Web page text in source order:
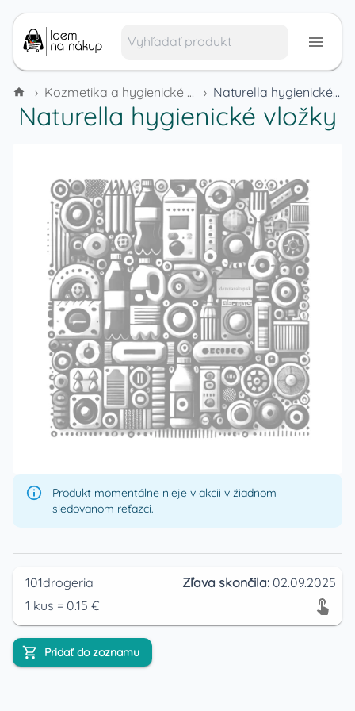
› Kozmetika a hygienické potreby › Naturella hygienické vložky
Naturella hygienické vložky
Produkt momentálne nieje v akcii v žiadnom
sledovanom reťazci.
101drogeria Zľava skončila: 02.09.2025
1 kus = 0.15 €
Pridať do zoznamu